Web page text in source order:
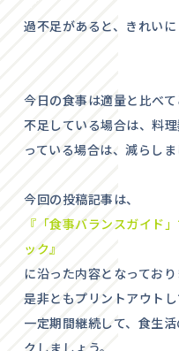
過不足があると、きれいに
今日の食事は適量と比べ
不足している場合は、料
っている場合は、減らしま
今回の投稿記事は、
『「食事バランスガイド
ック』
に沿った内容となっており
是非ともプリントアウトし
一定期間継続して、食生
クしましょう。